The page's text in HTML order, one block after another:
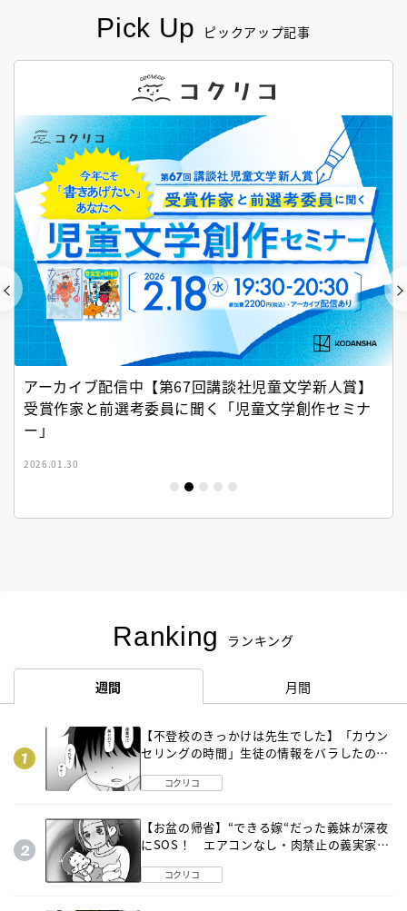
Pick Up ピックアップ記事
アーカイブ配信中【第67回講談社児童文学新人賞】
受賞作家と前選考委員に聞く「児童文学創作セミナ
ー」
2026.01.30
Ranking ランキング
週間 月間
【不登校のきっかけは先生でした】「カウン
セリングの時間」生徒の情報をバラしたの
コクリコ
【お盆の帰省】“できる嫁“だった義妹が深夜
にSOS！ エアコンなし・肉禁止の義実家ル
コクリコ